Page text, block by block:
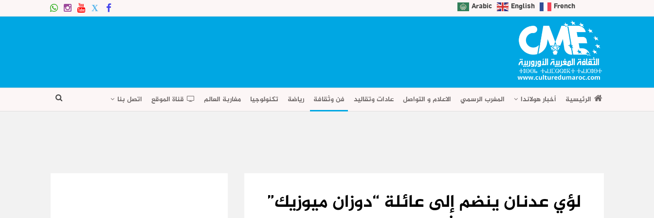
Arabic English French
الرئيسية أخبار هولاندا المغرب الرسمي الاعلام و التواصل عادات وتقاليد فن وثقافة رياضة تكنولوجيا مغاربة العالم قناة الموقع اتصل بنا
لؤي عدنان ينضم إلى عائلة “دوزان ميوزيك”